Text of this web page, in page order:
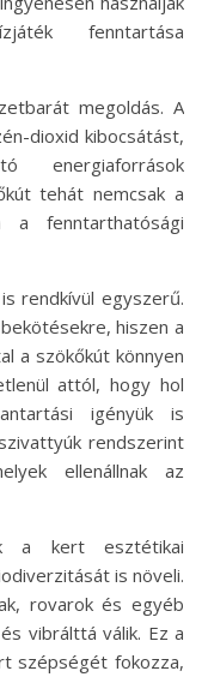
fenntartása
megoldás. A
dioxid kibocsátást,
energiaforrások
tehát nemcsak a
a fenntarthatósági
rendkívül egyszerű.
hiszen a
a szökőkút könnyen
attól, hogy hol
igényük is
rendszerint
ellenállnak az
a kert esztétikai
is növeli.
rovarok és egyéb
vibrálttá válik. Ez a
szépségét fokozza,